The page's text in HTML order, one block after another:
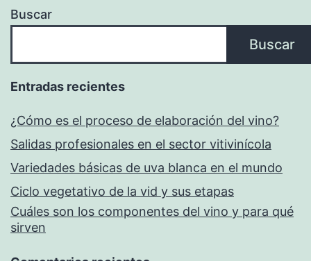
Buscar
Buscar
Entradas recientes
¿Cómo es el proceso de elaboración del vino?
Salidas profesionales en el sector vitivinícola
Variedades básicas de uva blanca en el mundo
Ciclo vegetativo de la vid y sus etapas
Cuáles son los componentes del vino y para qué
sirven